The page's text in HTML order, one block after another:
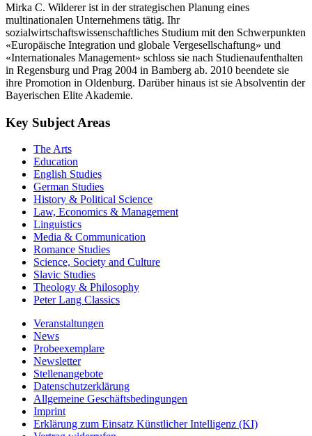
multinationalen Unternehmens tätig. Ihr
sozialwirtschaftswissenschaftliches Studium mit den Schwerpunkten
«Europäische Integration und globale Vergesellschaftung» und
«Internationales Management» schloss sie nach Studienaufenthalten
in Regensburg und Prag 2004 in Bamberg ab. 2010 beendete sie
ihre Promotion in Oldenburg. Darüber hinaus ist sie Absolventin der
Bayerischen Elite Akademie.
Education
English Studies
German Studies
History & Political Science
Law, Economics & Management
Linguistics
Media & Communication
Romance Studies
Science, Society and Culture
Slavic Studies
Theology & Philosophy
Peter Lang Classics
News
Probeexemplare
Newsletter
Stellenangebote
Datenschutzerklärung
Allgemeine Geschäftsbedingungen
Imprint
Erklärung zum Einsatz Künstlicher Intelligenz (KI)
Vertrag widerrufen